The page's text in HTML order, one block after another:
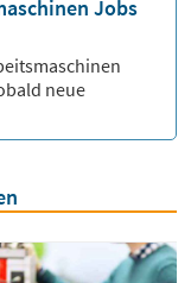
Jobs
neue